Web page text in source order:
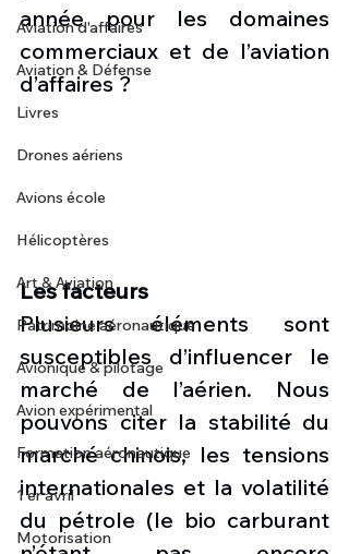
Aviation d'affaires
Aviation & Défense
Livres
Drones aériens
Avions école
Hélicoptères
Art & Aviation
Patrimoine aéronautique
Avionique & pilotage
Avion expérimental
Formation aéronautique
1 er avril
Motorisation
année pour les domaines
commerciaux et de l’aviation
d’affaires ?
Les facteurs
Plusieurs éléments sont
susceptibles d’influencer le
marché de l’aérien. Nous
pouvons citer la stabilité du
marché chinois, les tensions
internationales et la volatilité
du pétrole (le bio carburant